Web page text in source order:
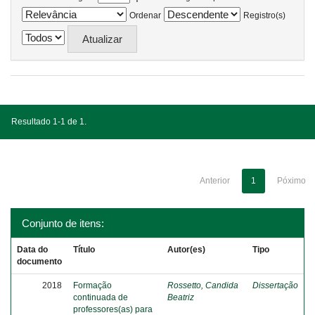
Ordenar
Registro(s)
Resultado 1-1 de 1.
Anterior 1 Póximo
Conjunto de itens:
Data do
documento
Título Autor(es) Tipo
2018
Formação
continuada de
professores(as) para
Rossetto, Candida
Beatriz
Dissertação